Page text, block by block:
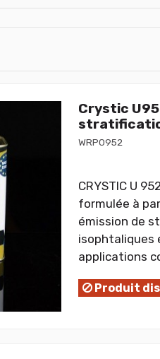
Crystic
WRP0952
CRYSTIC U
formulée à
émission de
isophtaliques
applications
Produit